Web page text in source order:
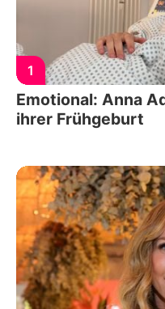
1
Emotional: Anna
ihrer Frühgeburt